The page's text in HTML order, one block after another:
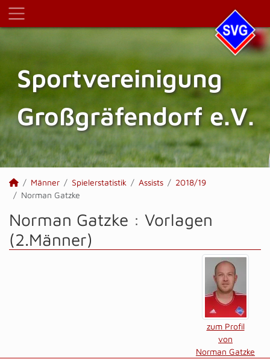
Sportvereinigung
Großgräfendorf e.V.
Männer Spielerstatistik Assists
2018/19
Norman Gatzke
Norman Gatzke : Vorlagen
(2.Männer)
zum Profil
von
Norman Gatzke